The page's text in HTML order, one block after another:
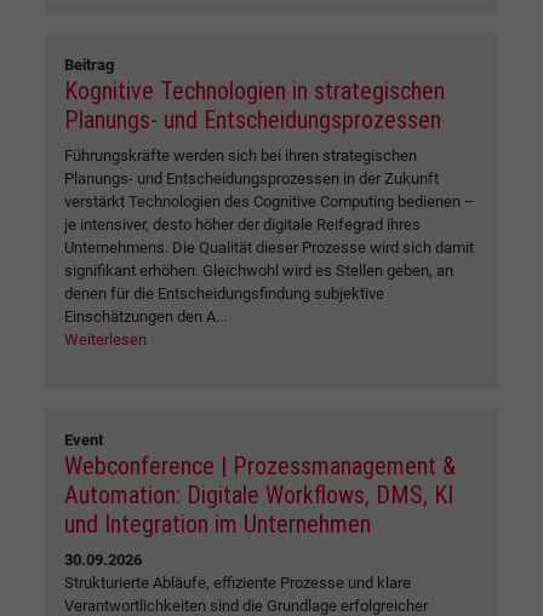
Beitrag
Kognitive Technologien in strategischen
Planungs- und Entscheidungsprozessen
Führungskräfte werden sich bei ihren strategischen
Planungs- und Entscheidungsprozessen in der Zukunft
verstärkt Technologien des Cognitive Computing bedienen –
je intensiver, desto höher der digitale Reifegrad ihres
Unternehmens. Die Qualität dieser Prozesse wird sich damit
signifikant erhöhen. Gleichwohl wird es Stellen geben, an
denen für die Entscheidungsfindung subjektive
Einschätzungen den A...
Weiterlesen
Event
Webconference | Prozessmanagement &
Automation: Digitale Workflows, DMS, KI
und Integration im Unternehmen
30.09.2026
Strukturierte Abläufe, effiziente Prozesse und klare
Verantwortlichkeiten sind die Grundlage erfolgreicher